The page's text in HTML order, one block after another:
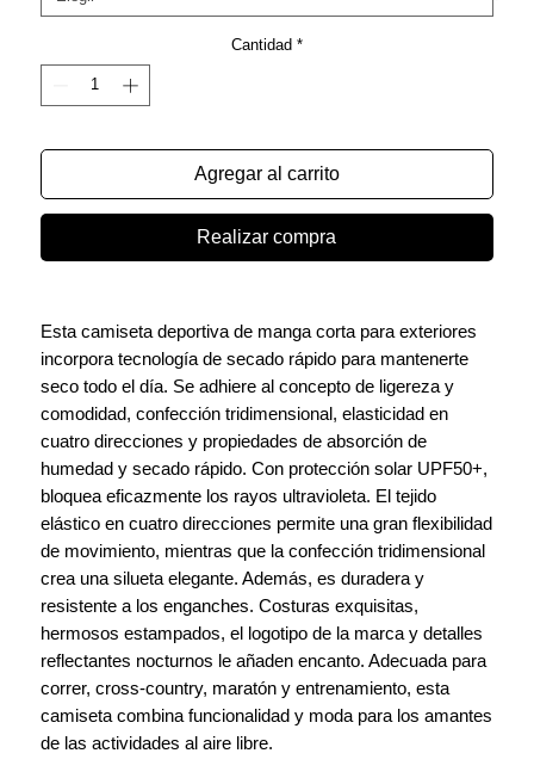
Cantidad *
Agregar al carrito
Realizar compra
Esta camiseta deportiva de manga corta para exteriores
incorpora tecnología de secado rápido para mantenerte
seco todo el día. Se adhiere al concepto de ligereza y
comodidad, confección tridimensional, elasticidad en
cuatro direcciones y propiedades de absorción de
humedad y secado rápido. Con protección solar UPF50+,
bloquea eficazmente los rayos ultravioleta. El tejido
elástico en cuatro direcciones permite una gran flexibilidad
de movimiento, mientras que la confección tridimensional
crea una silueta elegante. Además, es duradera y
resistente a los enganches. Costuras exquisitas,
hermosos estampados, el logotipo de la marca y detalles
reflectantes nocturnos le añaden encanto. Adecuada para
correr, cross-country, maratón y entrenamiento, esta
camiseta combina funcionalidad y moda para los amantes
de las actividades al aire libre.